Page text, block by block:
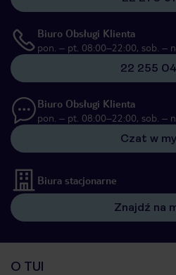
Biuro Obsługi Klienta
pon. – pt. 08:00–22:00, sob. –
22 255
Biuro Obsługi Klienta
pon. – pt. 08:00–22:00, sob. –
Czat w
Biura stacjonarne
Znajdź na
O TUI